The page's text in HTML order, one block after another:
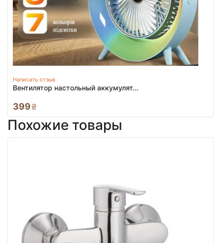
Написать отзыв
Вентилятор настольный аккумулят...
399 ₴
Похожие товары